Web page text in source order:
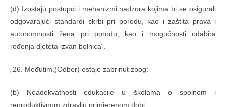
(d) Izostaju postupci i mehanizmi nadzora kojima bi se osigurali
odgovarajući standardi skrbi pri porodu, kao i zaštita prava i
autonomnosti žena pri porodu, kao i mogućnosti odabira
rođenja djeteta izvan bolnica“.
„26. Međutim,(Odbor) ostaje zabrinut zbog:
(b) Neadekvatnosti edukacije u školama o spolnom i
reproduktivnom zdravlju primjerenom dobi;